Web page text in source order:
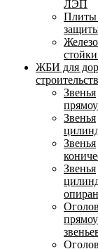
ЛЭП
Плиты
ЖБИ для
Звенья
Звенья
Звенья
Звенья